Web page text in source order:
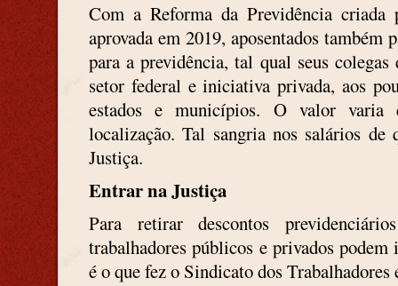
Com a Reforma da Previdência
aprovada em 2019, aposentados também
para a previdência, tal qual seus
setor federal e iniciativa privada, aos
estados e municípios. O valor varia
localização. Tal sangria nos salários de
Justiça.
Entrar na Justiça
Para retirar descontos
trabalhadores públicos e privados
é o que fez o Sindicato dos